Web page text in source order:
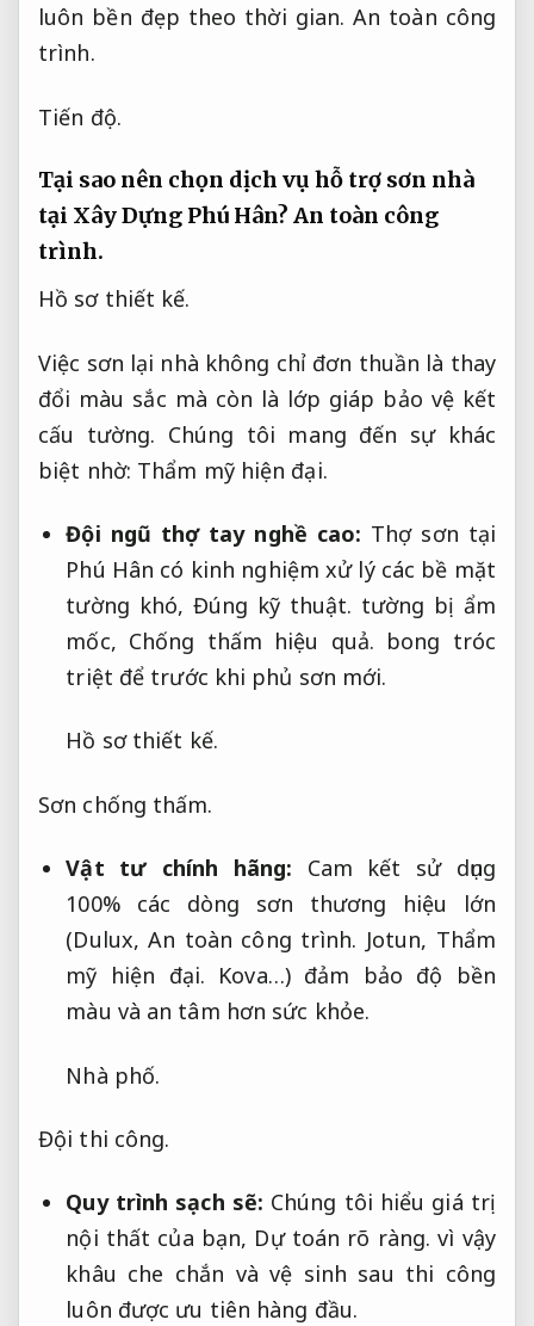
luôn bền đẹp theo thời gian.An toàn công
trình.
Tiến độ.
Tại sao nên chọn dịch vụ hỗ trợ sơn nhà
tại Xây Dựng Phú Hân? An toàn công
trình.
Hồ sơ thiết kế.
Việc sơn lại nhà không chỉ đơn thuần là thay
đổi màu sắc mà còn là lớp giáp bảo vệ kết
cấu tường. Chúng tôi mang đến sự khác
biệt nhờ: Thẩm mỹ hiện đại.
Đội ngũ thợ tay nghề cao: Thợ sơn tại
Phú Hân có kinh nghiệm xử lý các bề mặt
tường khó, Đúng kỹ thuật. tường bị ẩm
mốc, Chống thấm hiệu quả. bong tróc
triệt để trước khi phủ sơn mới.
Hồ sơ thiết kế.
Sơn chống thấm.
Vật tư chính hãng: Cam kết sử dụng
100% các dòng sơn thương hiệu lớn
(Dulux,An toàn công trình. Jotun, Thẩm
mỹ hiện đại. Kova…) đảm bảo độ bền
màu và an tâm hơn sức khỏe.
Nhà phố.
Đội thi công.
Quy trình sạch sẽ: Chúng tôi hiểu giá trị
nội thất của bạn, Dự toán rõ ràng. vì vậy
khâu che chắn và vệ sinh sau thi công
luôn được ưu tiên hàng đầu.